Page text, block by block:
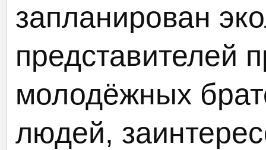
запланирован
представителей
молодёжных
людей,